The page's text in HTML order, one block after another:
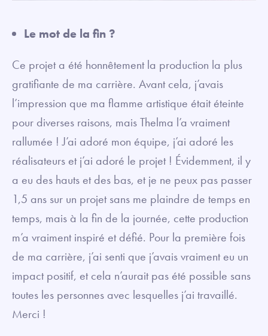
Le mot de la fin ?
Ce projet a été honnêtement la production la plus
gratifiante de ma carrière. Avant cela, j’avais
l’impression que ma flamme artistique était éteinte
pour diverses raisons, mais Thelma l’a vraiment
rallumée ! J’ai adoré mon équipe, j’ai adoré les
réalisateurs et j’ai adoré le projet ! Évidemment, il y
a eu des hauts et des bas, et je ne peux pas passer
1,5 ans sur un projet sans me plaindre de temps en
temps, mais à la fin de la journée, cette production
m’a vraiment inspiré et défié. Pour la première fois
de ma carrière, j’ai senti que j’avais vraiment eu un
impact positif, et cela n’aurait pas été possible sans
toutes les personnes avec lesquelles j’ai travaillé.
Merci !